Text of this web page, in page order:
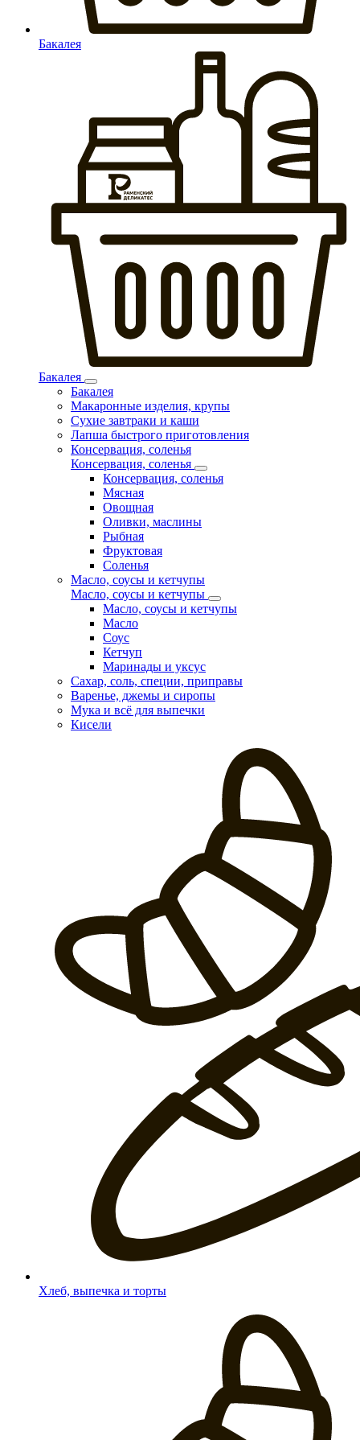
Бакалея
Бакалея
Бакалея
Макаронные изделия, крупы
Сухие завтраки и каши
Лапша быстрого приготовления
Консервация, соленья
Консервация, соленья
Консервация, соленья
Мясная
Овощная
Оливки, маслины
Рыбная
Фруктовая
Соленья
Масло, соусы и кетчупы
Масло, соусы и кетчупы
Масло, соусы и кетчупы
Масло
Соус
Кетчуп
Маринады и уксус
Сахар, соль, специи, приправы
Варенье, джемы и сиропы
Мука и всё для выпечки
Кисели
Хлеб, выпечка и торты